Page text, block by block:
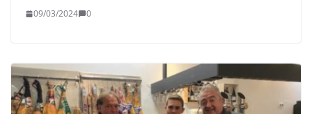
09/03/2024 0